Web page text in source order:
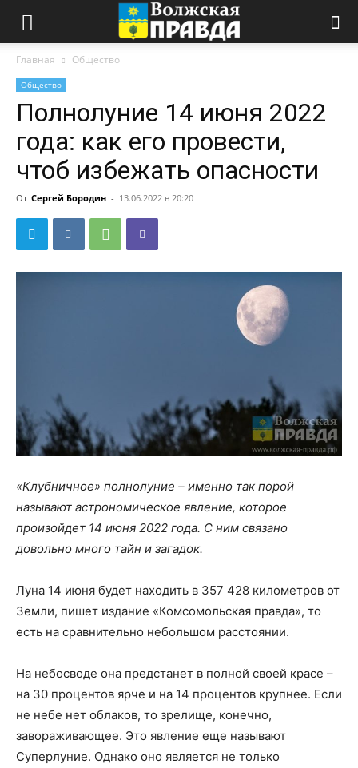
Главная Общество
Общество
Полнолуние 14 июня 2022
года: как его провести,
чтоб избежать опасности
От Сергей Бородин - 13.06.2022 в 20:20
«Клубничное» полнолуние – именно так порой
называют астрономическое явление, которое
произойдет 14 июня 2022 года. С ним связано
довольно много тайн и загадок.
Луна 14 июня будет находить в 357 428 километров от
Земли, пишет издание «Комсомольская правда», то
есть на сравнительно небольшом расстоянии.
На небосводе она предстанет в полной своей красе –
на 30 процентов ярче и на 14 процентов крупнее. Если
не небе нет облаков, то зрелище, конечно,
завораживающее. Это явление еще называют
Суперлуние. Однако оно является не только